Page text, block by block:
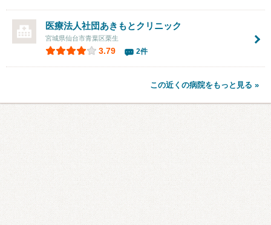
医療法人社団あきもとクリニック
宮城県仙台市青葉区栗生
3.79 2件
この近くの病院をもっと見る »